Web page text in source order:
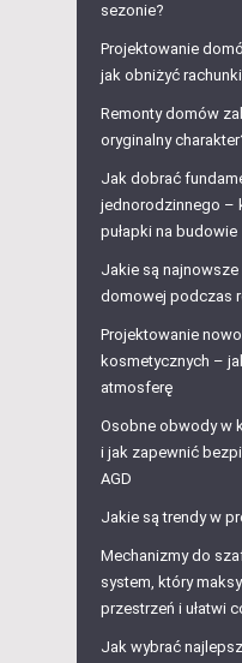
sezonie?
Projektowanie
jak obniżyć
Remonty domów
oryginalny
Jak dobrać
jednorodzinnego –
pułapki na budowie
Jakie są
domowej podczas
Projektowanie
kosmetycznych –
atmosferę
Osobne obwody w
i jak zapewnić
AGD
Jakie są trendy w
Mechanizmy do
system, który
przestrzeń i ułatwi
Jak wybrać